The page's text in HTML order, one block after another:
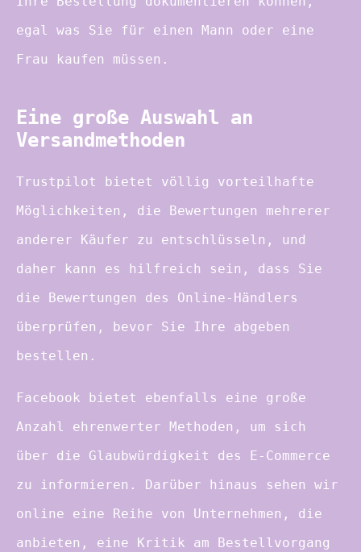
egal was Sie für einen Mann oder eine
Frau kaufen müssen.
Eine große Auswahl an
Versandmethoden
Trustpilot bietet völlig vorteilhafte
Möglichkeiten, die Bewertungen mehrerer
anderer Käufer zu entschlüsseln, und
daher kann es hilfreich sein, dass Sie
die Bewertungen des Online-Händlers
überprüfen, bevor Sie Ihre abgeben
bestellen.
Facebook bietet ebenfalls eine große
Anzahl ehrenwerter Methoden, um sich
über die Glaubwürdigkeit des E-Commerce
zu informieren. Darüber hinaus sehen wir
online eine Reihe von Unternehmen, die
anbieten, eine Kritik am Bestellvorgang